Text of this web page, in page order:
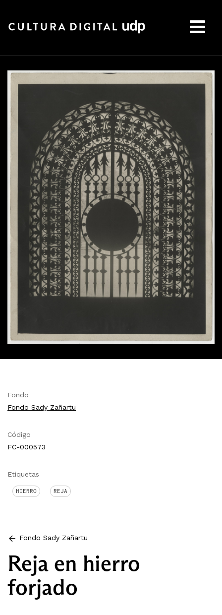
Fondo
Fondo Sady Zañartu
Código
FC-000573
Etiquetas
HIERRO REJA
Fondo Sady Zañartu
Reja en hierro
forjado